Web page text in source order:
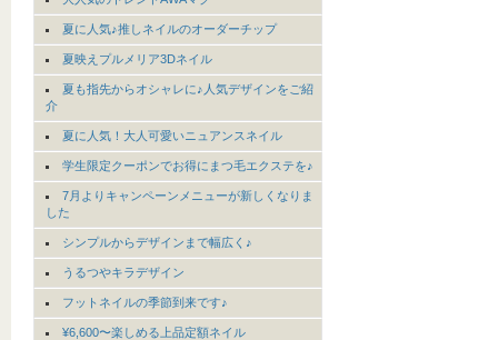
夏に人気♪推しネイルのオーダーチップ
夏映えプルメリア3Dネイル
夏も指先からオシャレに♪人気デザインをご紹
介
夏に人気！大人可愛いニュアンスネイル
学生限定クーポンでお得にまつ毛エクステを♪
7月よりキャンペーンメニューが新しくなりま
した
シンプルからデザインまで幅広く♪
うるつやキラデザイン
フットネイルの季節到来です♪
¥6,600〜楽しめる上品定額ネイル